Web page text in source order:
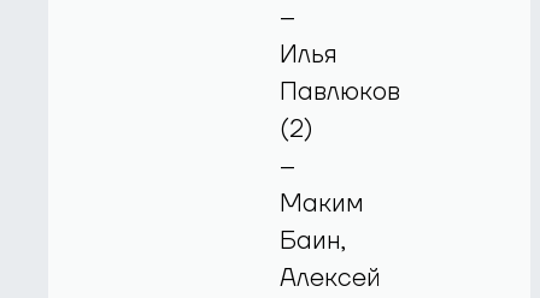
–
Илья
Павлюков
(2)
–
Маким
Баин,
Алексей